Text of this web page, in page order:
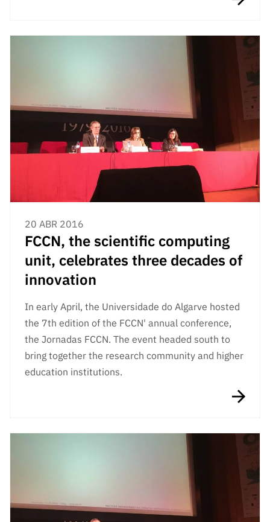
20 ABR 2016
FCCN, the scientific computing
unit, celebrates three decades of
innovation
In early April, the Universidade do Algarve hosted
the 7th edition of the FCCN' annual conference,
the Jornadas FCCN. The event headed south to
bring together the research community and higher
education institutions.